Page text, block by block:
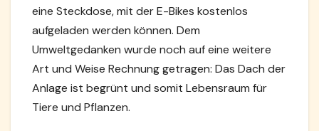
eine Steckdose, mit der E-Bikes kostenlos
aufgeladen werden können. Dem
Umweltgedanken wurde noch auf eine weitere
Art und Weise Rechnung getragen: Das Dach der
Anlage ist begrünt und somit Lebensraum für
Tiere und Pflanzen.